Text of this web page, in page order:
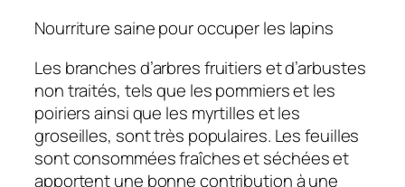
Nourriture saine pour occuper les lapins
Les branches d’arbres fruitiers et d’arbustes
non traités, tels que les pommiers et les
poiriers ainsi que les myrtilles et les
groseilles, sont très populaires. Les feuilles
sont consommées fraîches et séchées et
apportent une bonne contribution à une